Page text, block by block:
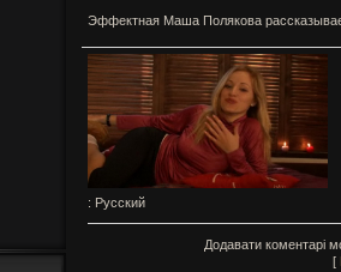
Эффектная Маша Полякова
: Русский
Додавати коментарі
[